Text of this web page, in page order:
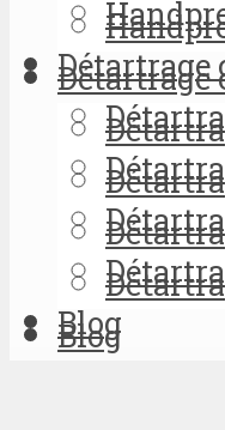
Détartrage
Blog
Détartrage
Blog